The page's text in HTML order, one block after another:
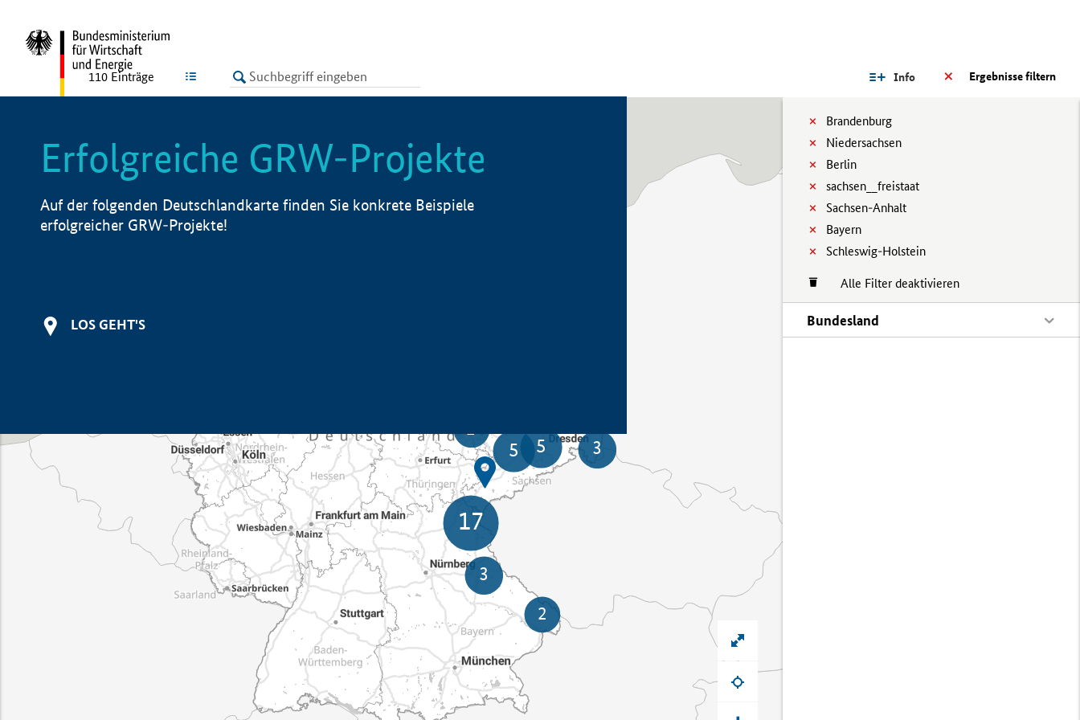
LISTE Ergebnisse filtern
Info
Brandenburg
Niedersachsen
Berlin
sachsen__freistaat
Sachsen-Anhalt
Bayern
Schleswig-Holstein
Alle Filter deaktivieren
Bundesland
110 Einträge
Erfolgreiche GRW-Projekte
Auf der folgenden Deutschlandkarte finden Sie konkrete Beispiele
erfolgreicher GRW-Projekte!
LOS GEHT'S